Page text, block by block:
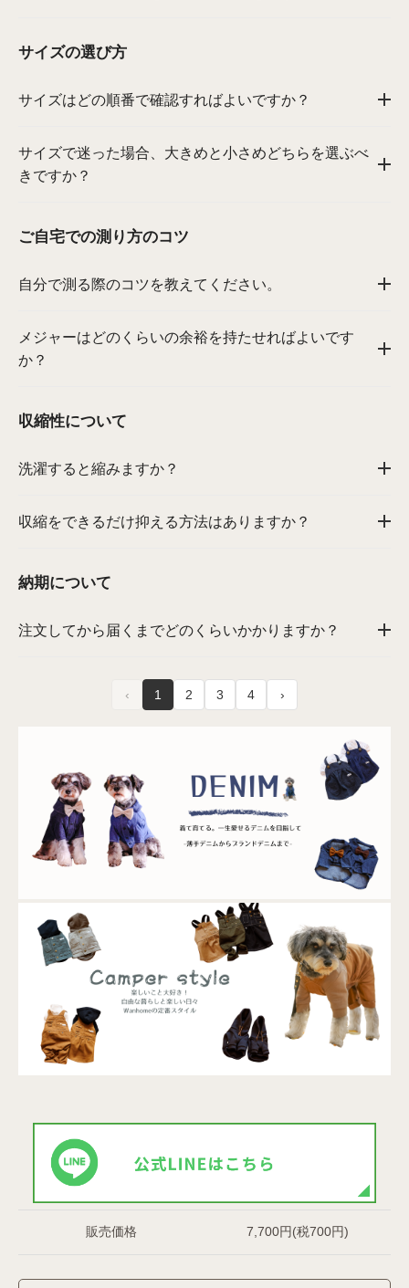
サイズの選び方
サイズはどの順番で確認すればよいですか？
サイズで迷った場合、大きめと小さめどちらを選ぶべ
きですか？
ご自宅での測り方のコツ
自分で測る際のコツを教えてください。
メジャーはどのくらいの余裕を持たせればよいです
か？
収縮性について
洗濯すると縮みますか？
収縮をできるだけ抑える方法はありますか？
納期について
注文してから届くまでどのくらいかかりますか？
‹ 1 2 3 4 ›
販売価格 7,700円(税700円)